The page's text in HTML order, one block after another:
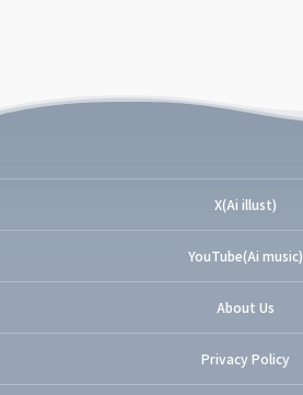
X(Ai illust)
YouTube(Ai music)
About Us
Privacy Policy